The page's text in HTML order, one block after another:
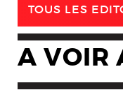
TOUS LES
A VOIR